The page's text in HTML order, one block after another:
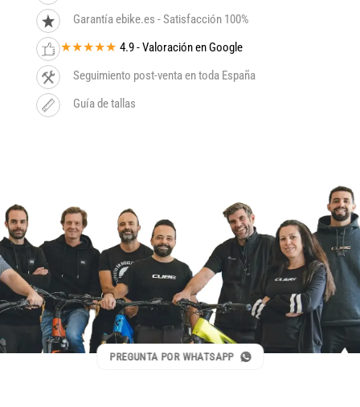
Garantía ebike.es - Satisfacción 100%
★★★★★ 4.9 - Valoración en Google
Seguimiento post-venta en toda España
Guía de tallas
PREGUNTA POR WHATSAPP